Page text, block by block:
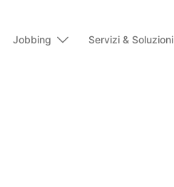
Jobbing Servizi & Soluzioni